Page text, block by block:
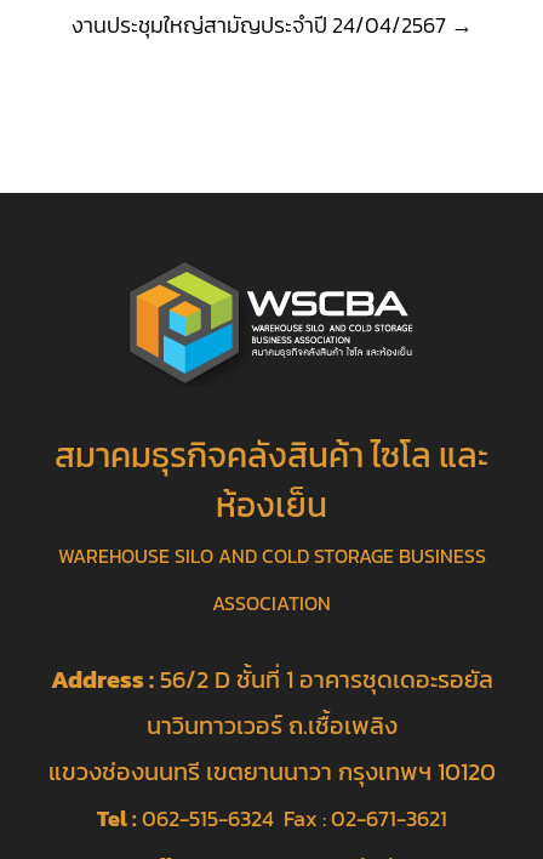
navigation
งานประชุมใหญ่สามัญประจำปี 24/04/2567 →
สมาคมธุรกิจคลังสินค้า ไซโล และ
ห้องเย็น
WAREHOUSE SILO AND COLD STORAGE BUSINESS
ASSOCIATION
Address :56/2 D ชั้นที่ 1 อาคารชุดเดอะรอยัล
นาวินทาวเวอร์ ถ.เชื้อเพลิง
แขวงช่องนนทรี เขตยานนาวา กรุงเทพฯ 10120
Tel :062-515-6324 Fax : 02-671-3621